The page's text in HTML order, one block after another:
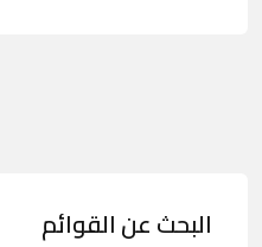
البحث عن القوائم